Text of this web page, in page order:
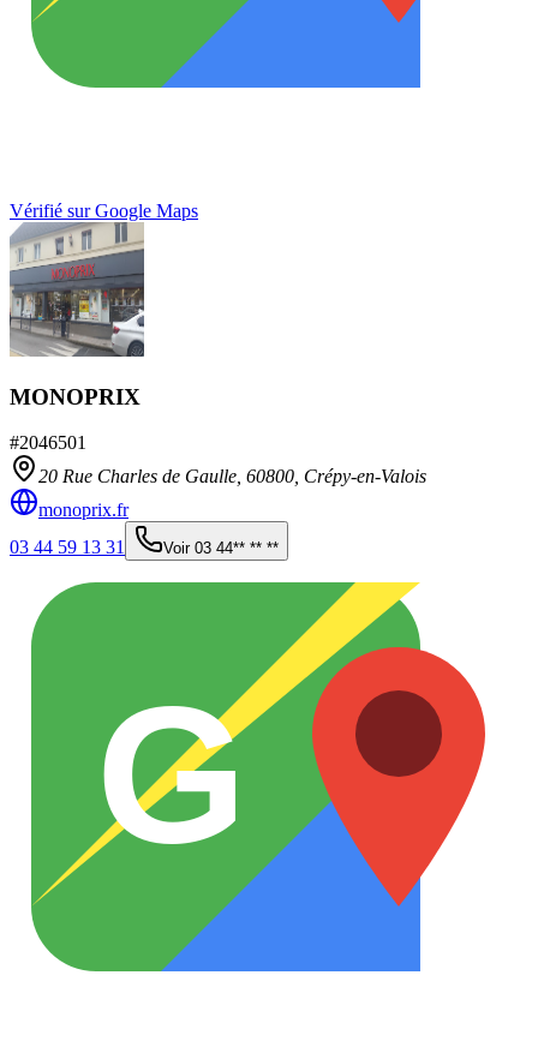
Vérifié sur Google Maps
MONOPRIX
#2046501
20 Rue Charles de Gaulle, 60800 Crépy-en-Valois
monoprix.fr
03 44 59 13 31
Voir 03 44** ** **
G